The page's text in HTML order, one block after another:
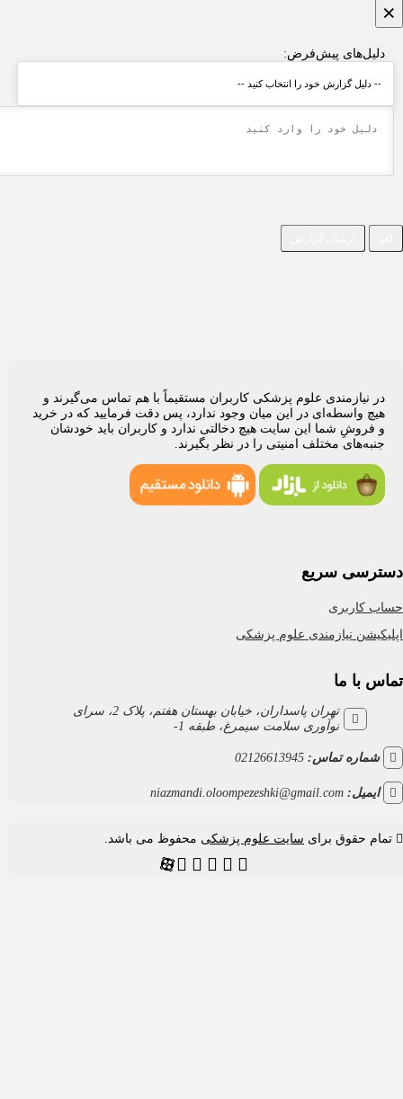
پیش‌فرض:
نیازمندی علوم پزشکی کاربران مستقیماً با هم تماس می‌گیرند و
واسطه‌ای در این میان وجود ندارد، پس دقت فرمایید که در خرید
فروشِ شما این سایت هیچ دخالتی ندارد و کاربران باید خودشان
مختلف امنیتی را در نظر بگیرند.
سریع
کاربری
نیازمندی علوم پزشکی
با ما
تهران پاسداران، خیابان بهستان هفتم، پلاک 2، سرای
نوآوری سلامت سیمرغ، طبقه 1-
تماس:02126613945
niazmandi.oloompezeshki@gmail.com
حقوق برایسایت علوم پزشکیمحفوظ می باشد.